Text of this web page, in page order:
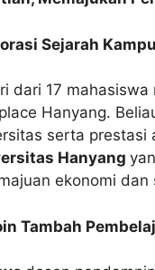
Sejarah
dari 17
Hanyang.
serta
Hanyang
ekonomi dan
Tambah